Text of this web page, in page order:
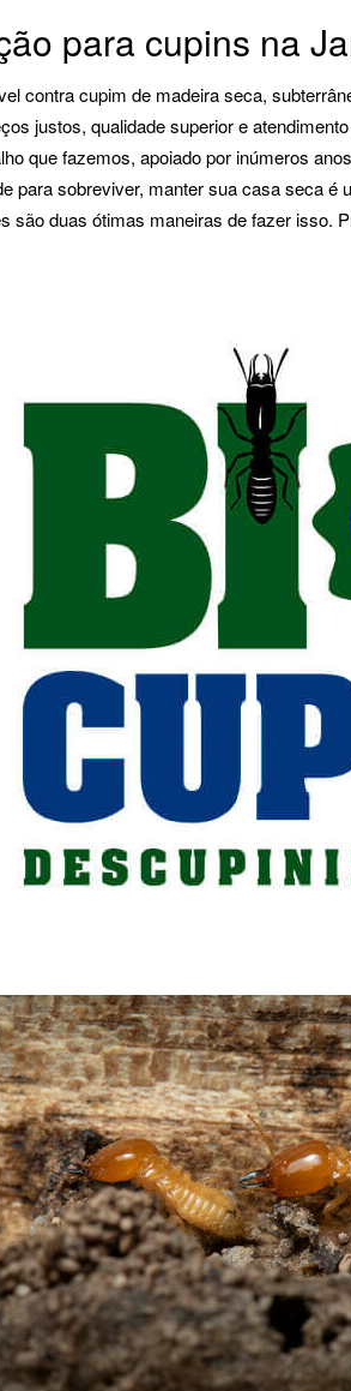
para cupins na
contra cupim de madeira seca,
justos, qualidade superior e
que fazemos, apoiado por inúmeros
para sobreviver, manter sua casa seca
são duas ótimas maneiras de fazer isso.